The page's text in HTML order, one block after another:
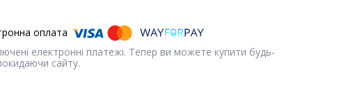
електронні платежі. Тепер ви можете купити будь-
сайту.